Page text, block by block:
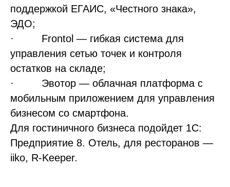
поддержкой ЕГАИС, «Честного знака»,
ЭДО;
· Frontol — гибкая система для
управления сетью точек и контроля
остатков на складе;
· Эвотор — облачная платформа с
мобильным приложением для управления
бизнесом со смартфона.
Для гостиничного бизнеса подойдет 1С:
Предприятие 8. Отель, для ресторанов —
iiko, R-Keeper.